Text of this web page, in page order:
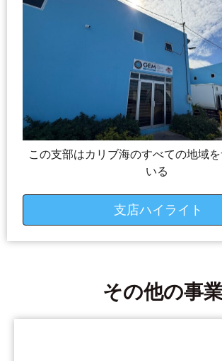
この支部はカリブ海のすべての地域
いる
支店ハイライト
その他の事